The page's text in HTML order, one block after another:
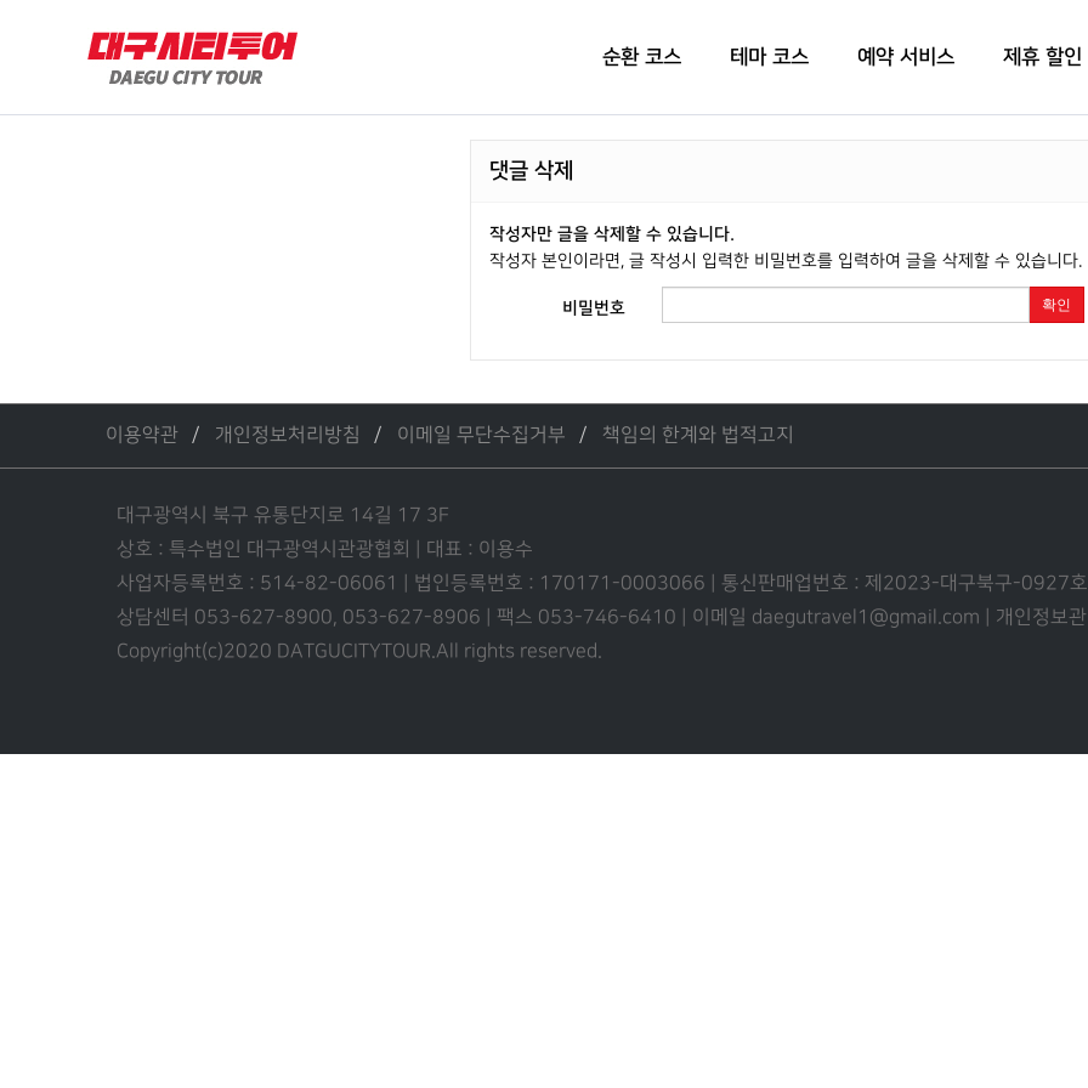
순환 코스 테마 코스 예약 서비스 제휴 할인
댓글 삭제
작성자만 글을 삭제할 수 있습니다.
작성자 본인이라면, 글 작성시 입력한 비밀번호를 입력하여 글을 삭제할 수 있습니다.
비밀번호 확인
이용약관 개인정보처리방침 이메일 무단수집거부 책임의 한계와 법적고지
대구광역시 북구 유통단지로 14길 17 3F
상호 : 특수법인 대구광역시관광협회 | 대표 : 이용수
사업자등록번호 : 514-82-06061 | 법인등록번호 : 170171-0003066 | 통신판매업번호 : 제2023-대구북구-0927호
상담센터 053-627-8900, 053-627-8906 | 팩스 053-746-6410 | 이메일 daegutravel1@gmail.com | 개인정보관
Copyright(c)2020 DATGUCITYTOUR.All rights reserved.